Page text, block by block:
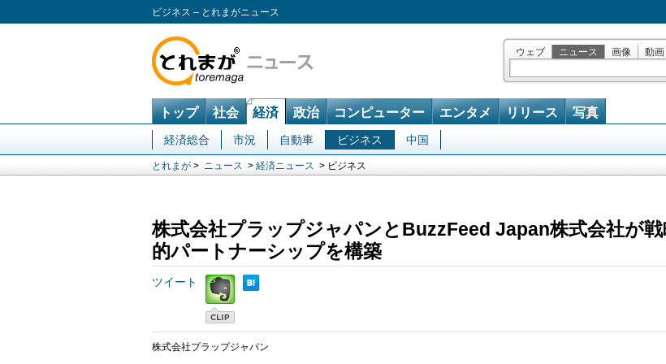
ビジネス – とれまがニュース
ウェブ ニュース 画像 動画
トップ 社会 経済 政治 コンピューター エンタメ リリース 写真
経済総合 市況 自動車 ビジネス 中国
とれまが > ニュース > 経済ニュース > ビジネス
株式会社プラップジャパンとBuzzFeed Japan株式会社が戦
的パートナーシップを構築
ツイート
株式会社プラップジャパン